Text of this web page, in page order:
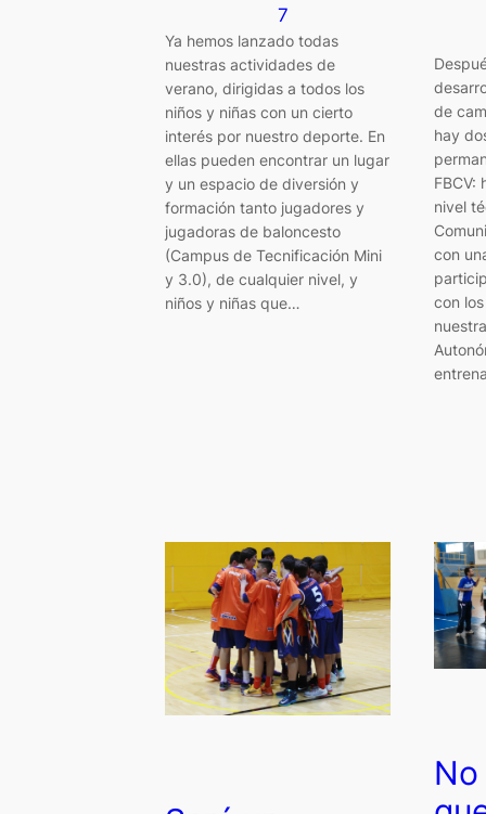
7
Ya hemos lanzado todas
nuestras actividades de
verano, dirigidas a todos los
niños y niñas con un cierto
interés por nuestro deporte. En
ellas pueden encontrar un lugar
y un espacio de diversión y
formación tanto jugadores y
jugadoras de baloncesto
(Campus de Tecnificación Mini
y 3.0), de cualquier nivel, y
niños y niñas que…
de
hay
FBCV:
nivel
con
con